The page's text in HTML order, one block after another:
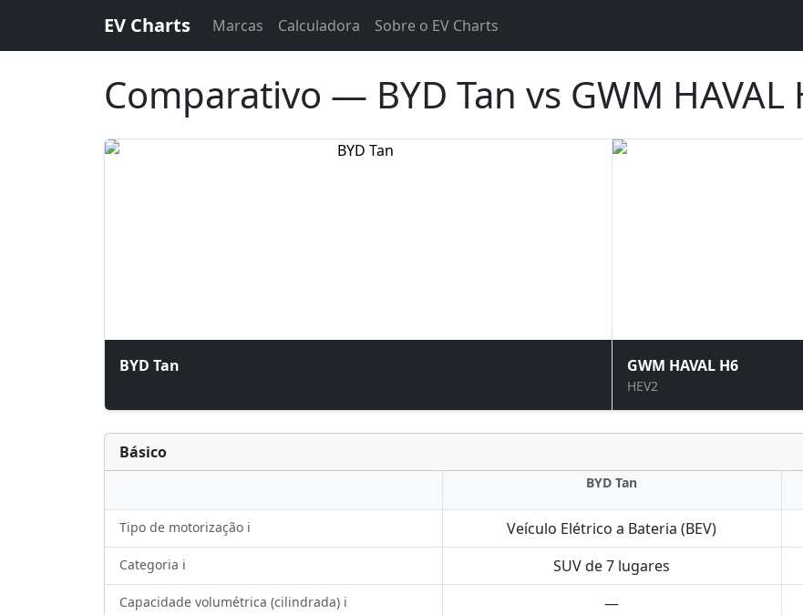
EV Charts Marcas Calculadora Sobre o EV Charts
Comparativo — BYD Tan vs GWM HAVAL
BYD Tan GWM HAVAL H6
HEV2
Básico
BYD Tan
Tipo de motorização ℹ️
Veículo Elétrico a Bateria (BEV)
Categoria ℹ️ SUV de 7 lugares
Capacidade volumétrica (cilindrada) ℹ️ —